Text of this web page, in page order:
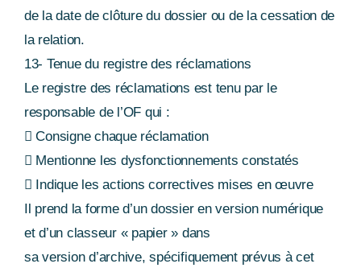
de la date de clôture du dossier ou de la cessation de
la relation.
13- Tenue du registre des réclamations
Le registre des réclamations est tenu par le
responsable de l’OF qui :
 Consigne chaque réclamation
 Mentionne les dysfonctionnements constatés
 Indique les actions correctives mises en œuvre
Il prend la forme d’un dossier en version numérique
et d’un classeur « papier » dans
sa version d’archive, spécifiquement prévus à cet